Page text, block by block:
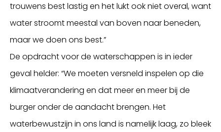
trouwens best lastig en het lukt ook niet overal, want
water stroomt meestal van boven naar beneden,
maar we doen ons best.”
De opdracht voor de waterschappen is in ieder
geval helder: “We moeten versneld inspelen op die
klimaatverandering en dat meer en meer bij de
burger onder de aandacht brengen. Het
waterbewustzijn in ons land is namelijk laag, zo bleek